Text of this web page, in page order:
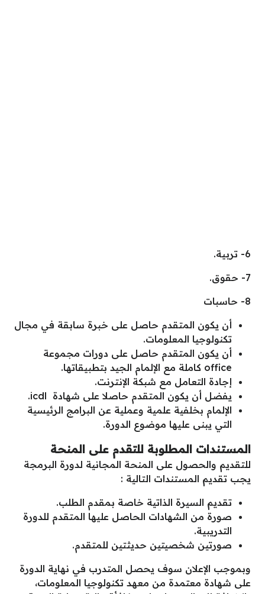
6- تربية.
7- حقوق.
8- حاسبات
أن يكون المتقدم حاصل على خبرة سابقة في مجال
تكنولوجيا المعلومات.
أن يكون المتقدم حاصل على دورات مجموعة
office كاملة مع الإلمام الجيد بتطبيقاتها.
إجادة التعامل مع شبكة الإنترنت.
يفضل أن يكون المتقدم حاصلا على شهادة icdl.
الإلمام بخلفية علمية وعملية عن البرامج الرئيسية
التي يبنى عليها موضوع الدورة.
المستندات المطلوبة للتقدم على المنحة
للتقديم والحصول على المنحة المجانية لدورة البرمجة
يجب تقديم المستندات التالية :
تقديم السيرة الذاتية خاصة بمقدم الطلب.
صورة من الشهادات الحاصل عليها المتقدم للدورة
التدريبية.
صورتين شخصيتين حديثتين للمتقدم.
وبموجب الإعلان سوف يحصل المتدرب في نهاية الدورة
على شهادة معتمدة من معهد تكنولوجيا المعلومات،